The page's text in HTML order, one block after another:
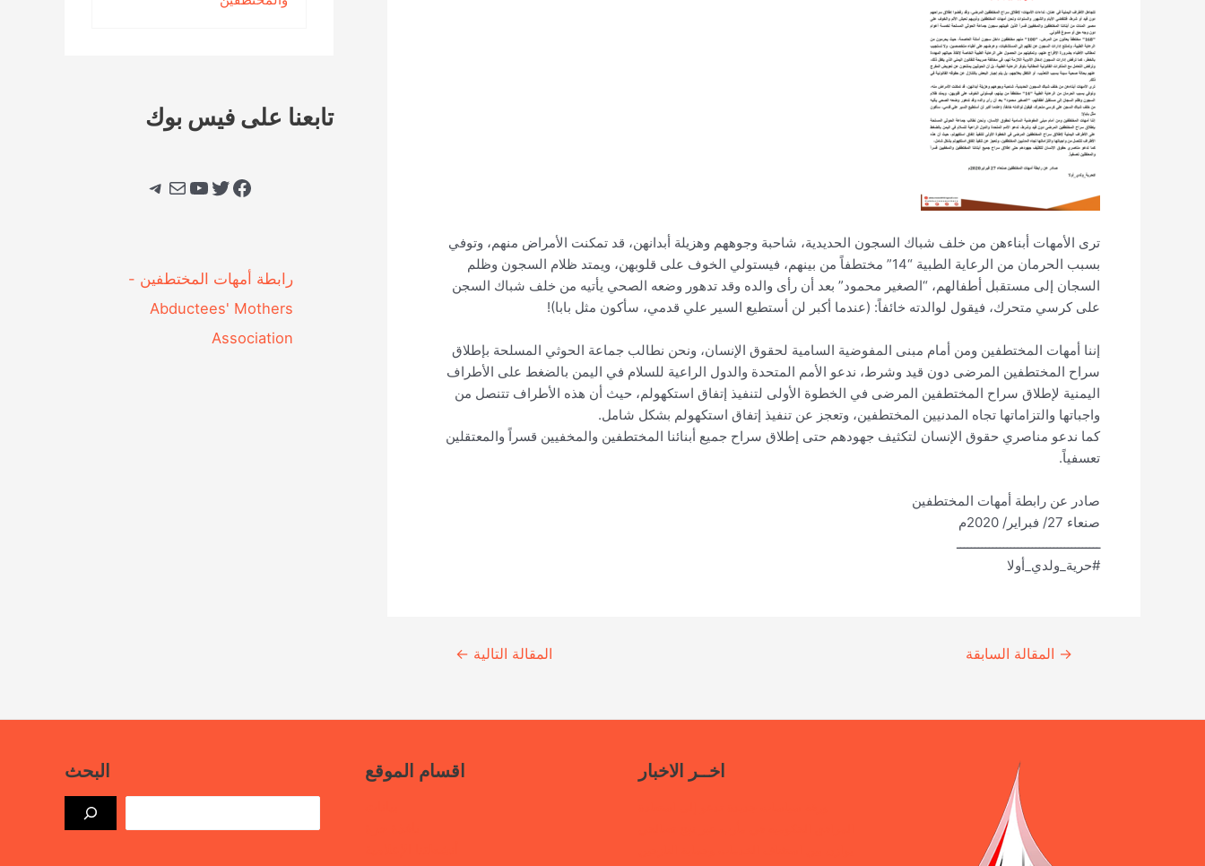
ترى الأمهات أبناءهن من خلف شباك السجون الحديدية، شاحبة وجوههم وهزيلة أبدانهن، قد تمكنت الأمراض منهم، وتوفي
بسبب الحرمان من الرعاية الطبية “14” مختطفاً من بينهم، فيستولي الخوف على قلوبهن، ويمتد ظلام السجون وظلم
السجان إلى مستقبل أطفالهم، “الصغير محمود” بعد أن رأى والده وقد تدهور وضعه الصحي يأتيه من خلف شباك السجن
على كرسي متحرك، فيقول لوالدته خائفاً: (عندما أكبر لن أستطيع السير علي قدمي، سأكون مثل بابا)!
إننا أمهات المختطفين ومن أمام مبنى المفوضية السامية لحقوق الإنسان، ونحن نطالب جماعة الحوثي المسلحة بإطلاق
سراح المختطفين المرضى دون قيد وشرط، ندعو الأمم المتحدة والدول الراعية للسلام في اليمن بالضغط على الأطراف
اليمنية لإطلاق سراح المختطفين المرضى في الخطوة الأولى لتنفيذ إتفاق استكهولم، حيث أن هذه الأطراف تتنصل من
واجباتها والتزاماتها تجاه المدنيين المختطفين، وتعجز عن تنفيذ إتفاق استكهولم بشكل شامل.
كما ندعو مناصري حقوق الإنسان لتكثيف جهودهم حتى إطلاق سراح جميع أبنائنا المختطفين والمخفيين قسراً والمعتقلين
تعسفياً.
صادر عن رابطة أمهات المختطفين
صنعاء 27/ فبراير/ 2020م
ــــــــــــــــــــــــــــــــــــــــ
#حرية_ولدي_أولا
Continue
→ المقالة السابقة المقالة التالية ←
تابعنا على فيس بوك
فيسبوك تويتر يوتيوببريد تيليجرام
‎رابطة أمهات المختطفين -
Abductees' Mothers
Association‎
اخــر الاخبار اقسام الموقع البحث